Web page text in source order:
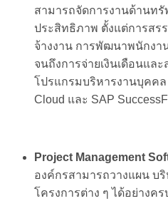
สามารถจัดการงานด้านท
ประสิทธิภาพ ตั้งแต่การสร
จ้างงาน การพัฒนาพนักงา
จนถึงการจ่ายเงินเดือนแล
โปรแกรมบริหารงานบุคคล
Cloud และ SAP
Project Management
องค์กรสามารถวางแผน บ
โครงการต่าง ๆ ได้อย่างค